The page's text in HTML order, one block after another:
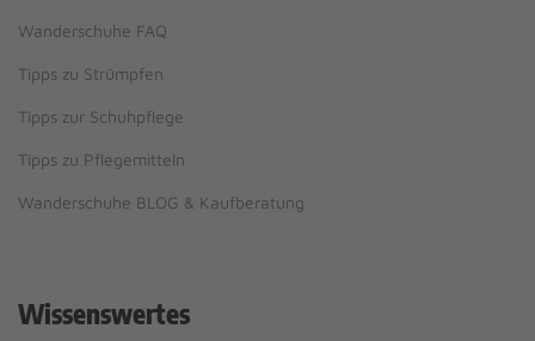
Wanderschuhe FAQ
Tipps zu Strümpfen
Tipps zur Schuhpflege
Tipps zu Pflegemitteln
Wanderschuhe BLOG & Kaufberatung
Wissenswertes